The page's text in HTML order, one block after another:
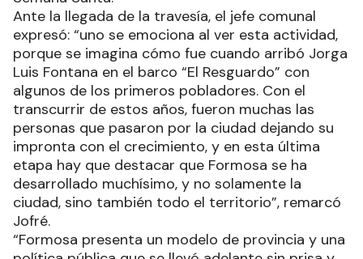
Ante la llegada de la travesía, el jefe comunal
expresó: “uno se emociona al ver esta actividad,
porque se imagina cómo fue cuando arribó Jorga
Luis Fontana en el barco “El Resguardo” con
algunos de los primeros pobladores. Con el
transcurrir de estos años, fueron muchas las
personas que pasaron por la ciudad dejando su
impronta con el crecimiento, y en esta última
etapa hay que destacar que Formosa se ha
desarrollado muchísimo, y no solamente la
ciudad, sino también todo el territorio”, remarcó
Jofré.
“Formosa presenta un modelo de provincia y una